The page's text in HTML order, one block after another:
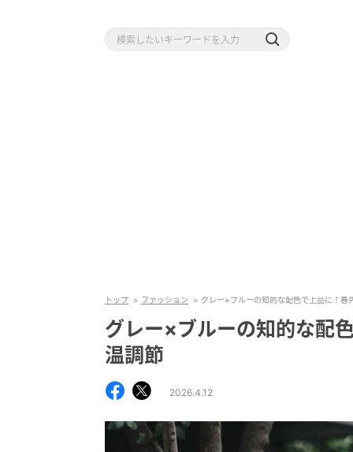
トップ ファッション グレー×ブルーの知的な配色で上品に！春
グレー×ブルーの知的な配
温調節
2026.4.12